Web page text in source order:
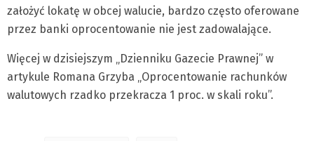
założyć lokatę w obcej walucie, bardzo często oferowane
przez banki oprocentowanie nie jest zadowalające.
Więcej w dzisiejszym „Dzienniku Gazecie Prawnej” w
artykule Romana Grzyba „Oprocentowanie rachunków
walutowych rzadko przekracza 1 proc. w skali roku”.